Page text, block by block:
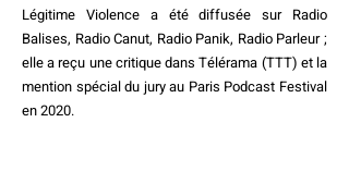
Légitime Violencea été diffusée sur Radio
Balises, Radio Canut, Radio Panik, Radio Parleur;
elle a reçu unecritique dans Télérama (TTT) et la
mention spécial du jury au Paris Podcast Festival
en 2020.